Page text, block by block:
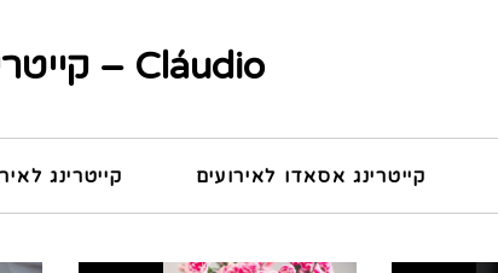
Cláudio – קייטרינג אסאדו לאירועים
קייטרינג אסאדו לאירועים קייטרינג